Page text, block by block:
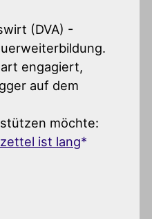
(DVA) -
engagiert,
auf dem
möchte:
ist lang